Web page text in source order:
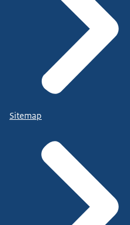
Sitemap